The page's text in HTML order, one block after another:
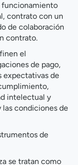
funcionamiento
contrato con un
de colaboración
contrato.
el
de pago,
expectativas de
intelectual y
las condiciones de
de
se tratan como